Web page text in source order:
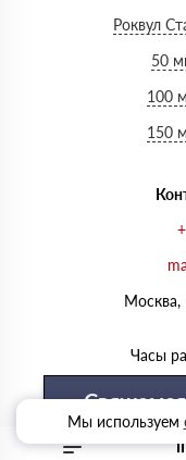
Роквул
50
100
150
Москва,
Часы
Мы используем